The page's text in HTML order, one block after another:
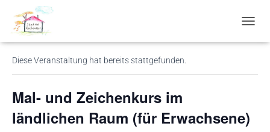
A
G
O
« Alle Veranstaltungen
Diese Veranstaltung hat bereits stattgefunden.
Mal- und Zeichenkurs im
ländlichen Raum (für Erwachsene)